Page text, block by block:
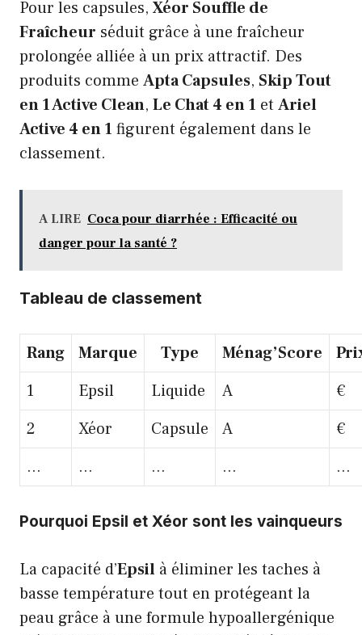
Pour les capsules, Xéor Souffle de
Fraîcheur séduit grâce à une fraîcheur
prolongée alliée à un prix attractif. Des
produits comme Apta Capsules, Skip Tout
en 1 Active Clean, Le Chat 4 en 1 et Ariel
Active 4 en 1 figurent également dans le
classement.
A LIRE Coca pour diarrhée : Efficacité ou
danger pour la santé ?
Tableau de classement
Rang Marque Type Ménag’Score
1
Epsil Liquide A
€
2
Xéor Capsule A
€
…
… … … …
Pourquoi Epsil et Xéor sont les vainqueurs
La capacité d’Epsil à éliminer les taches à
basse température tout en protégeant la
peau grâce à une formule hypoallergénique